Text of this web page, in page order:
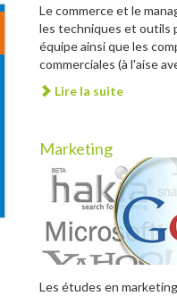
Le commerce et le
les techniques et outils
équipe ainsi que les
commerciales (à l'aise
Lire la suite
Marketing
Les études en